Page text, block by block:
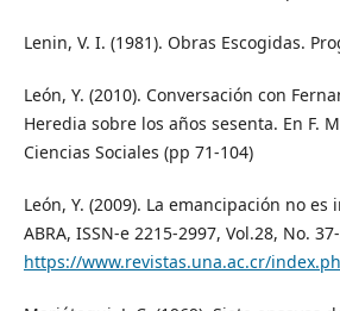
Lenin, V. I. (1981). Obras Escogidas.
León, Y. (2010). Conversación con
Heredia sobre los años sesenta. En F.
Ciencias Sociales (pp 71-104)
León, Y. (2009). La emancipación no es
ABRA, ISSN-e 2215-2997, Vol.28, No.
https://www.revistas.una.ac.cr/